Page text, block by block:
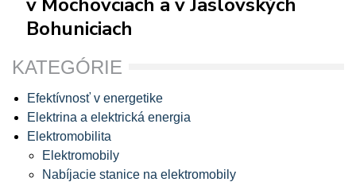
v Mochovciach a v Jaslovských
Bohuniciach
KATEGÓRIE
Efektívnosť v energetike
Elektrina a elektrická energia
Elektromobilita
Elektromobily
Nabíjacie stanice na elektromobily